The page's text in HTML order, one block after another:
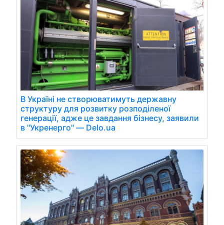
В Україні не створюватимуть державну
структуру для розвитку розподіленої
генерації, адже це завдання бізнесу, заявили
в "Укренерго" — Delo.ua